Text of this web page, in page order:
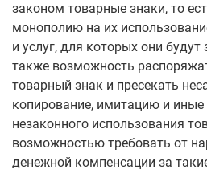
законом товарные знаки, то
монополию на их
и услуг, для которых они будут
также возможность
товарный знак и пресекать
копирование, имитацию и иные
незаконного использования
возможностью требовать от
денежной компенсации за